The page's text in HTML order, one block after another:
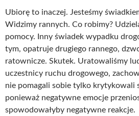
Ubiorę to inaczej. Jesteśmy
Widzimy rannych. Co robimy?
pomocy. Inny świadek wypadku
tym, opatruje drugiego rannego,
ratownicze. Skutek. Uratowaliśmy
uczestnicy ruchu drogowego,
nie pomagali sobie tylko krytykowali
ponieważ negatywne emocje
spowodowałyby negatywne reakcje.